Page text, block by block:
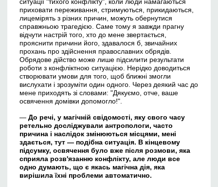
приховати переживання, стримуються, прикидаються,
лицемірять з різних причин, можуть обернутися
справжньою трагедією. Саме тому я завжди прагну
відчути настрій того, хто до мене звертається,
прояснити причини його, здавалося б, звичайних
прохань про здійснення православних обрядів.
Обрядове дійство може лише підсилити результати
роботи з конфліктною ситуацією. Нерідко доводиться
створювати умови для того, щоб ближні змогли
вислухати і зрозуміти один одного. Через деякий час до
мене приходять зі словами: "Дякуємо, отче, ваше
освячення домівки допомогло!".
— До речі, у магічній свідомості, яку свого часу
ретельно досліджували антропологи, часто
причина і наслідок змінюються місцями, мені
здається, тут — подібна ситуація. В кінцевому
підсумку, освячення було вже після розмови, яка
сприяла розв'язанню конфлікту, але люди все
одно думають, що є якась магічна дія, яка
вирішила їхні проблеми автоматично.